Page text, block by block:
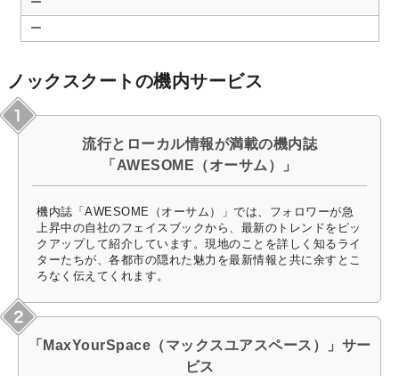
ー
ノックスクートの機内サービス
流行とローカル情報が満載の機内誌
「AWESOME（オーサム）」
機内誌「AWESOME（オーサム）」では、フォロワーが急
上昇中の自社のフェイスブックから、最新のトレンドをピッ
クアップして紹介しています。現地のことを詳しく知るライ
ターたちが、各都市の隠れた魅力を最新情報と共に余すとこ
ろなく伝えてくれます。
「MaxYourSpace（マックスユアスペース）」サー
ビス